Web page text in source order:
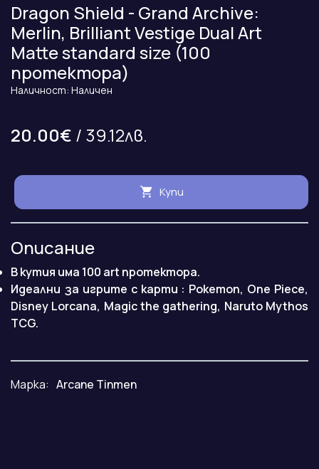
Dragon Shield - Grand Archive:
Merlin, Brilliant Vestige Dual Art
Matte standard size (100
протектора)
Наличност: Наличен
20.00€ / 39.12лв.
Купи
Описание
В кутия има 100 art протектора.
Идеални за игрите с карти : Pokemon, One Piece,
Disney Lorcana, Magic the gathering, Naruto Mythos
TCG.
Марка: Arcane Tinmen